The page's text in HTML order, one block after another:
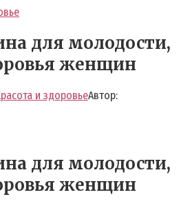
для молодости,
женщин
и здоровьеАвтор:
для молодости,
женщин